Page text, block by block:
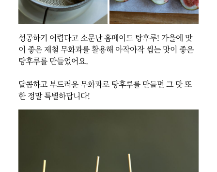
성공하기 어렵다고 소문난 홈메이드 탕후루! 가을에 맛
이 좋은 제철 무화과를 활용해 아작아작 씹는 맛이 좋은
탕후루를 만들었어요.
달콤하고 부드러운 무화과로 탕후루를 만들면 그 맛 또
한 정말 특별하답니다!